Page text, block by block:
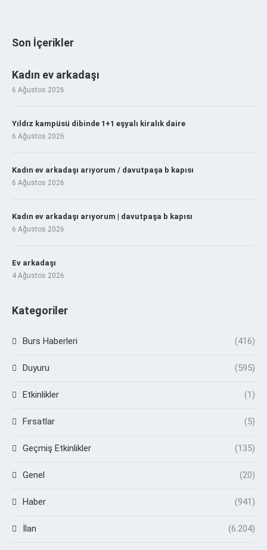
Son İçerikler
Kadın ev arkadaşı
6 Ağustos 2026
Yıldız kampüsü dibinde 1+1 eşyalı kiralık daire
6 Ağustos 2026
Kadın ev arkadaşı arıyorum / davutpaşa b kapısı
6 Ağustos 2026
Kadın ev arkadaşı arıyorum | davutpaşa b kapısı
6 Ağustos 2026
Ev arkadaşı
4 Ağustos 2026
Kategoriler
Burs Haberleri (416)
Duyuru (595)
Etkinlikler (1)
Fırsatlar (5)
Geçmiş Etkinlikler (135)
Genel (20)
Haber (941)
İlan (6.204)